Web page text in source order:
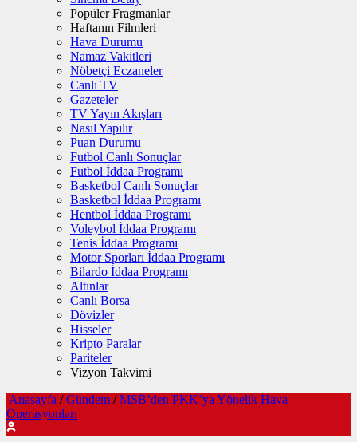
Popüler Fragmanlar
Haftanın Filmleri
Hava Durumu
Namaz Vakitleri
Nöbetçi Eczaneler
Canlı TV
Gazeteler
TV Yayın Akışları
Nasıl Yapılır
Puan Durumu
Futbol Canlı Sonuçlar
Futbol İddaa Programı
Basketbol Canlı Sonuçlar
Basketbol İddaa Programı
Hentbol İddaa Programı
Voleybol İddaa Programı
Tenis İddaa Programı
Motor Sporları İddaa Programı
Bilardo İddaa Programı
Altınlar
Canlı Borsa
Dövizler
Hisseler
Kripto Paralar
Pariteler
Vizyon Takvimi
Anasayfa / Gündem / MSB’den PKK’ya Yönelik Hava
Operasyonları